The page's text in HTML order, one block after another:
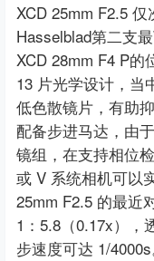
XCD 25mm F2.5
Hasselblad第二支
XCD 28mm F4 P的
13 片光学设计，当
低色散镜片，有助
配备步进马达，由
镜组，在支持相位
或 V 系统相机可以
25mm F2.5 的最近
1：5.8（0.17x），
步速度可达 1/4000s